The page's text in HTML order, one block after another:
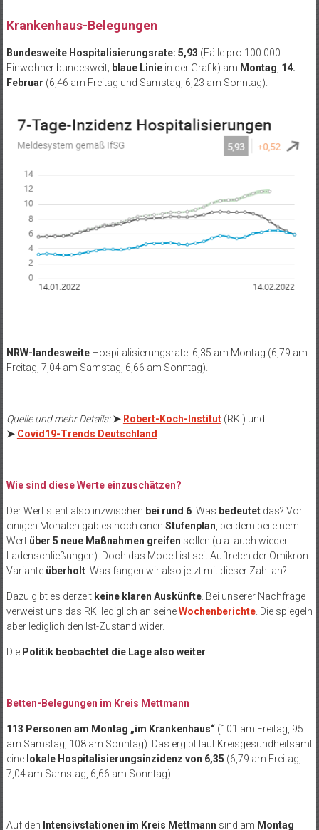
Krankenhaus-Belegungen
Bundesweite Hospitalisierungsrate: 5,93 (Fälle pro 100.000
Einwohner bundesweit; blaue Liniein der Grafik) am Montag 14.
Februar (6,46 am Freitag und Samstag, 6,23 am Sonntag).
NRW-landesweiteHospitalisierungsrate: 6,35 am Montag (6,79 am
Freitag, 7,04 am Samstag, 6,66 am Sonntag).
Quelle und mehr Details:➤ Robert-Koch-Institut(RKI) und
➤ Covid19-Trends Deutschland
Wie sind diese Werte einzuschätzen?
Der Wert steht also inzwischen bei rund 6. Was bedeutetdas? Vor
einigen Monaten gab es noch einen Stufenplan, bei dem bei einem
Wert über 5 neue Maßnahmen greifen sollen (u.a. auch wieder
Ladenschließungen). Doch das Modell ist seit Auftreten der Omikron-
Variante überholt. Was fangen wir also jetzt mit dieser Zahl an?
Dazu gibt es derzeit keine klaren Auskünfte. Bei unserer Nachfrage
verweist uns das RKI lediglich an seineWochenberichte. Die spiegeln
aber lediglich den Ist-Zustand wider.
Die Politik beobachtet die Lage also weiter…
Betten-Belegungen im Kreis Mettmann
113 Personen am Montag „im Krankenhaus“ (101 am Freitag, 95
am Samstag, 108 am Sonntag). Das ergibt laut Kreisgesundheitsamt
eine lokale Hospitalisierungsinzidenz von 6,35 (6,79 am Freitag,
7,04 am Samstag, 6,66 am Sonntag).
Auf den Intensivstationen im Kreis Mettmann sind am Montag